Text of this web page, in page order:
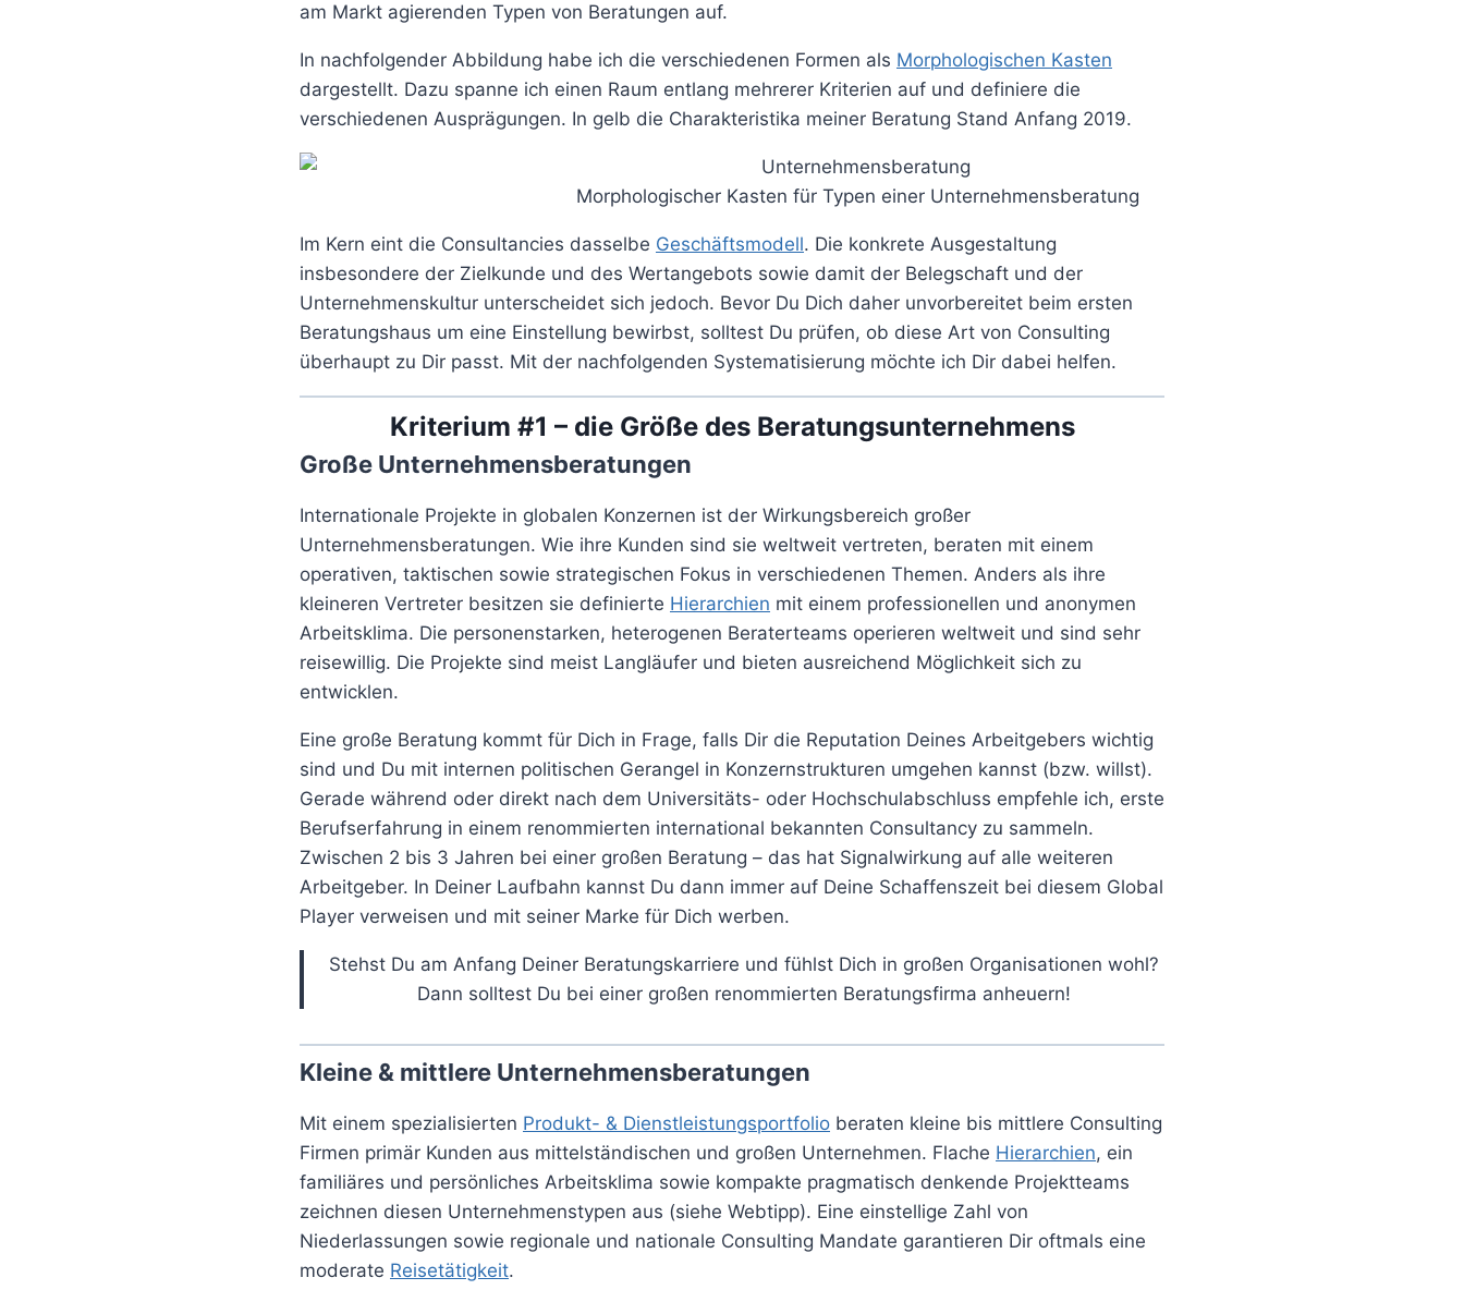
am Markt agierenden Typen von Beratungen auf.
In nachfolgender Abbildung habe ich die verschiedenen Formen als Morphologischen Kasten
dargestellt. Dazu spanne ich einen Raum entlang mehrerer Kriterien auf und definiere die
verschiedenen Ausprägungen. In gelb die Charakteristika meiner Beratung Stand Anfang 2019.
Morphologischer Kasten für Typen einer Unternehmensberatung
Im Kern eint die Consultancies dasselbe Geschäftsmodell. Die konkrete Ausgestaltung
insbesondere der Zielkunde und des Wertangebots sowie damit der Belegschaft und der
Unternehmenskultur unterscheidet sich jedoch. Bevor Du Dich daher unvorbereitet beim ersten
Beratungshaus um eine Einstellung bewirbst, solltest Du prüfen, ob diese Art von Consulting
überhaupt zu Dir passt. Mit der nachfolgenden Systematisierung möchte ich Dir dabei helfen.
Kriterium #1 – die Größe des Beratungsunternehmens
Große Unternehmensberatungen
Internationale Projekte in globalen Konzernen ist der Wirkungsbereich großer
Unternehmensberatungen. Wie ihre Kunden sind sie weltweit vertreten, beraten mit einem
operativen, taktischen sowie strategischen Fokus in verschiedenen Themen. Anders als ihre
kleineren Vertreter besitzen sie definierte Hierarchien mit einem professionellen und anonymen
Arbeitsklima. Die personenstarken, heterogenen Beraterteams operieren weltweit und sind sehr
reisewillig. Die Projekte sind meist Langläufer und bieten ausreichend Möglichkeit sich zu
entwicklen.
Eine große Beratung kommt für Dich in Frage, falls Dir die Reputation Deines Arbeitgebers wichtig
sind und Du mit internen politischen Gerangel in Konzernstrukturen umgehen kannst (bzw. willst).
Gerade während oder direkt nach dem Universitäts- oder Hochschulabschluss empfehle ich, erste
Berufserfahrung in einem renommierten international bekannten Consultancy zu sammeln.
Zwischen 2 bis 3 Jahren bei einer großen Beratung – das hat Signalwirkung auf alle weiteren
Arbeitgeber. In Deiner Laufbahn kannst Du dann immer auf Deine Schaffenszeit bei diesem Global
Player verweisen und mit seiner Marke für Dich werben.
Stehst Du am Anfang Deiner Beratungskarriere und fühlst Dich in großen Organisationen wohl?
Dann solltest Du bei einer großen renommierten Beratungsfirma anheuern!
Kleine & mittlere Unternehmensberatungen
Mit einem spezialisierten Produkt- & Dienstleistungsportfolio beraten kleine bis mittlere Consulting
Firmen primär Kunden aus mittelständischen und großen Unternehmen. Flache Hierarchien, ein
familiäres und persönliches Arbeitsklima sowie kompakte pragmatisch denkende Projektteams
zeichnen diesen Unternehmenstypen aus (siehe Webtipp). Eine einstellige Zahl von
Niederlassungen sowie regionale und nationale Consulting Mandate garantieren Dir oftmals eine
moderate Reisetätigkeit.